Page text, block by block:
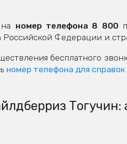
номер телефона 8 800
Российской Федерации и
бесплатного
номер телефона для справок